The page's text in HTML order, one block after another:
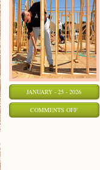
JANUARY - 25 - 2026
COMMENTS OFFON